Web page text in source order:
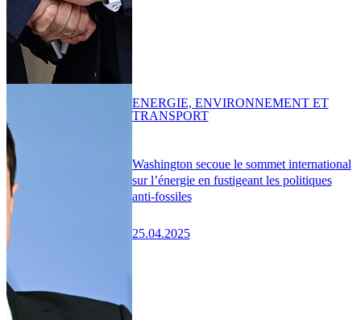
Washington secoue le sommet international
sur l’énergie en fustigeant les politiques
anti-fossiles
25.04.2025
ENERGIE, ENVIRONNEMENT ET
TRANSPORT